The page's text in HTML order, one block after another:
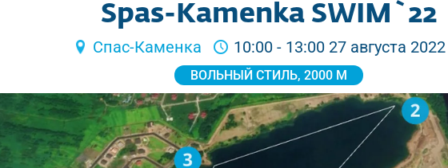
Spas-Kamenka SWIM`22
Спас-Каменка 10:00 - 13:00 27 августа 2022
ВОЛЬНЫЙ СТИЛЬ, 2000 М